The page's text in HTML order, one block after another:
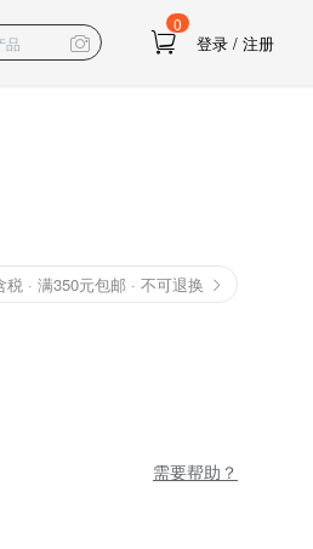
0
登录 / 注册
税 · 满350元包邮 · 不可退换
需要帮助？